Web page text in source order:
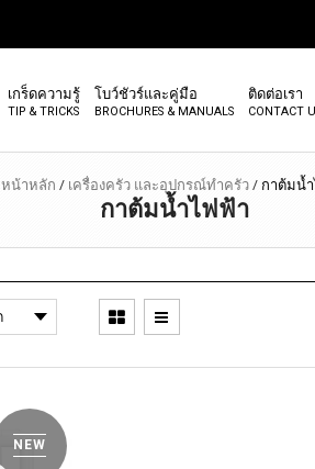
เกร็ดความรู้
TIP & TRICKS
โบว์ชัวร์และคู่มือ
BROCHURES & MANUALS
ติดต่อเรา
CONTACT
หน้าหลัก / เครื่องครัว และอุปกรณ์ทำครัว/กาต้มน้
กาต้มน้ำไฟฟ้า
NEW